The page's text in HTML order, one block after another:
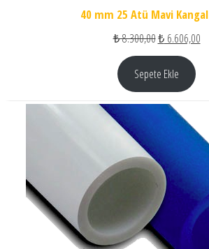
40 mm 25 Atü Mavi
₺8.300,00Orijinal fiyat:
₺6.606,00
Sepete Ekle